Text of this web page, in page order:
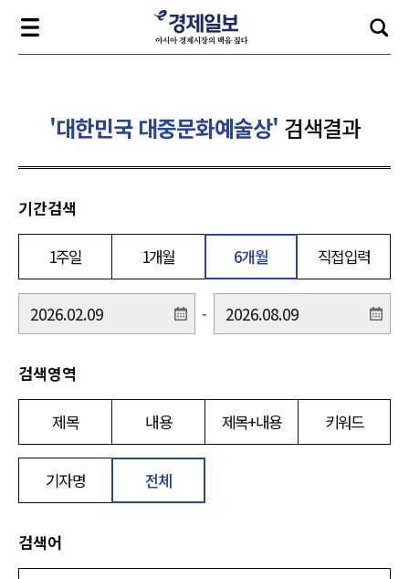
'대한민국 대중문화예술상' 검색결과
기간검색
1주일 1개월 6개월 직접입력
-
검색영역
제목 내용 제목+내용 키워드
기자명 전체
검색어